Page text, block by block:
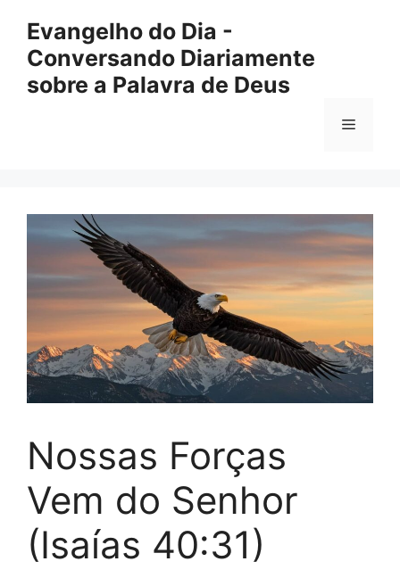
conteúdo
Evangelho do Dia -
Conversando Diariamente
sobre a Palavra de Deus
Menu
Nossas Forças
Vem do Senhor
(Isaías 40:31)